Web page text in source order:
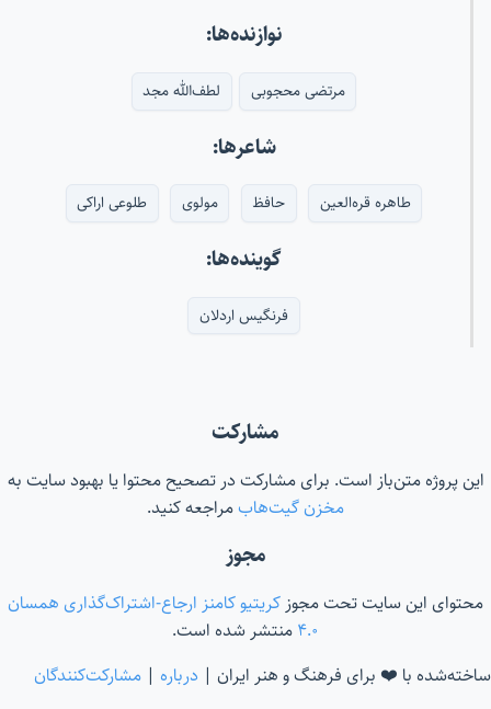
نوازنده‌ها:
مرتضی محجوبی لطف‌الله مجد
شاعرها:
طاهره قره‌العین حافظ مولوی طلوعی اراکی
گوینده‌ها:
فرنگیس اردلان
مشارکت
این پروژه متن‌باز است. برای مشارکت در تصحیح محتوا یا بهبود سایت به
مخزن گیت‌هابمراجعه کنید.
مجوز
محتوای این سایت تحت مجوز کریتیو کامنز ارجاع-اشتراک‌گذاری همسان
۴.۰ منتشر شده است.
ساخته‌شده با ❤️ برای فرهنگ و هنر ایران | درباره | مشارکت‌کنندگان